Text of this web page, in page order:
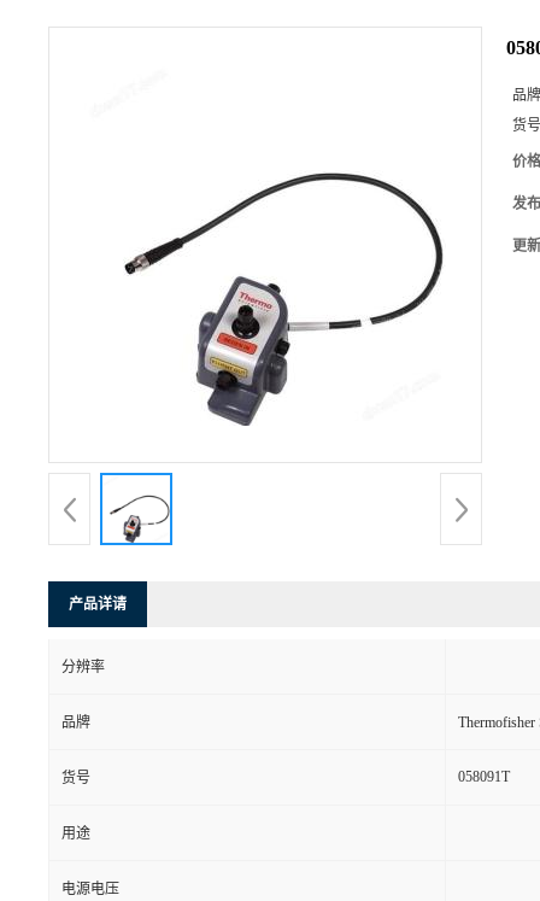
品
货
价
发
更
产品详请
分辨率
品牌
货号 058091T
用途
电源电压